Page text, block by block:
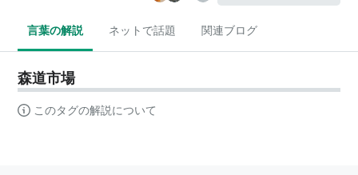
言葉の解説 ネットで話題 関連ブログ
森道市場
このタグの解説について